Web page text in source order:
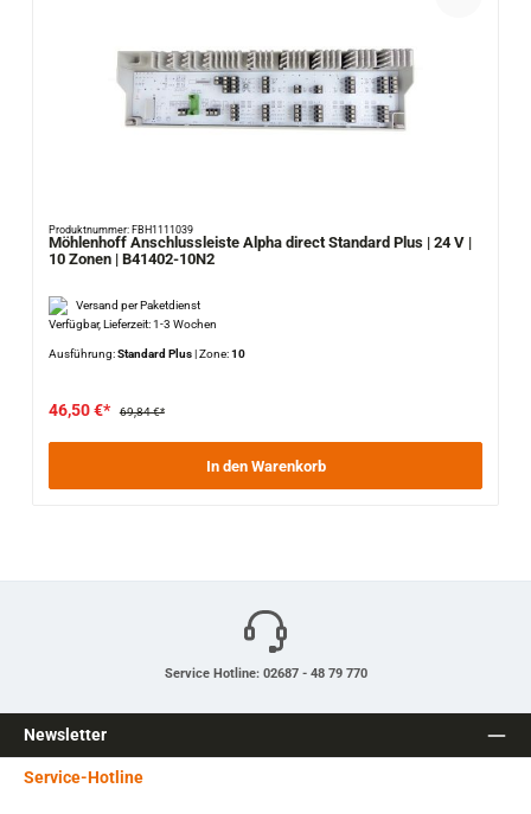
Produktnummer: FBH1111039
Möhlenhoff Anschlussleiste Alpha direct Standard Plus | 24 V |
10 Zonen | B41402-10N2
Versand per Paketdienst
Verfügbar, Lieferzeit: 1-3 Wochen
Ausführung:Standard Plus|Zone:10
46,50 €* 69,84 €*
In den Warenkorb
Service Hotline: 02687 - 48 79 770
Newsletter
Service-Hotline